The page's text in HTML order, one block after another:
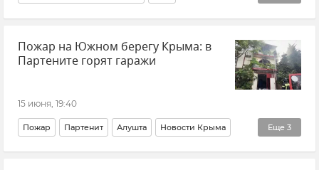
ДТП в Крыму и Севастополе Сакский район
Саки Происшествия МВД по Республике Крым
Пожар на Южном берегу Крыма: в
Партените горят гаражи
15 июня, 19:40
Еще 3
Пожар Партенит Алушта Новости Крыма
Крым Происшествия